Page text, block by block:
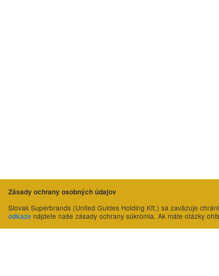
Zásady ochrany osobných údajov
Slovak Superbrands (United Guides Holding Kft.) sa zaväzuje
odkaze nájdete naše zásady ochrany súkromia. Ak máte otázky